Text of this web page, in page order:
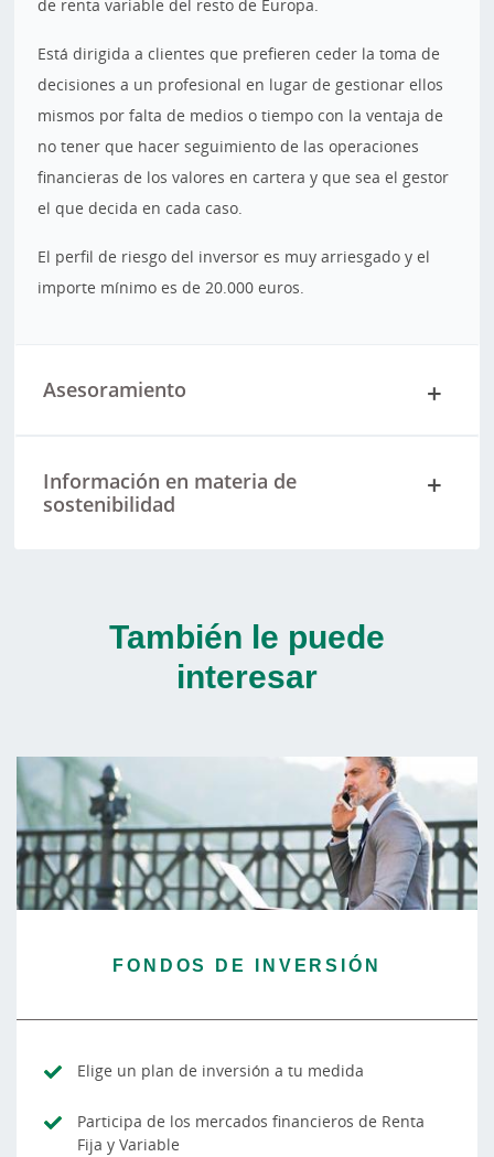
de renta variable del resto de Europa.
Está dirigida a clientes que prefieren ceder la toma de
decisiones a un profesional en lugar de gestionar ellos
mismos por falta de medios o tiempo con la ventaja de
no tener que hacer seguimiento de las operaciones
financieras de los valores en cartera y que sea el gestor
el que decida en cada caso.
El perfil de riesgo del inversor es muy arriesgado y el
importe mínimo es de 20.000 euros.
Asesoramiento
Información en materia de
sostenibilidad
También le puede
interesar
FONDOS DE INVERSIÓN
Elige un plan de inversión a tu medida
Participa de los mercados financieros de Renta
Fija y Variable